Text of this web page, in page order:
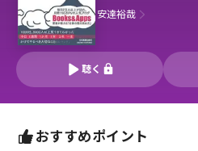
安達裕哉
聴く
おすすめポイント